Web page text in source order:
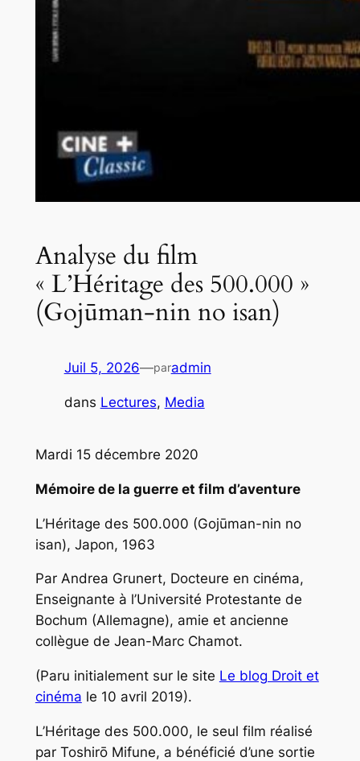
Analyse du film
« L’Héritage des 500.000 »
(Gojūman-nin no isan)
Juil 5, 2026—paradmin
dans Lectures, Media
Mardi 15 décembre 2020
Mémoire de la guerre et film d’aventure
L’Héritage des 500.000 (Gojūman-nin no
isan), Japon, 1963
Par Andrea Grunert, Docteure en cinéma,
Enseignante à l’Université Protestante de
Bochum (Allemagne), amie et ancienne
collègue de Jean-Marc Chamot.
(Paru initialement sur le site Le blog Droit et
cinéma le 10 avril 2019).
L’Héritage des 500.000, le seul film réalisé
par Toshirō Mifune, a bénéficié d’une sortie